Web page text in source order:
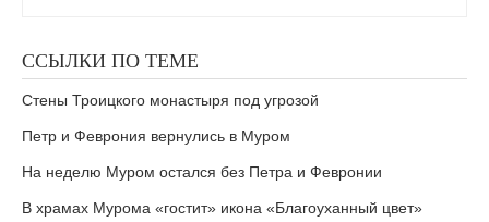
ССЫЛКИ ПО ТЕМЕ
Стены Троицкого монастыря под угрозой
Петр и Феврония вернулись в Муром
На неделю Муром остался без Петра и Февронии
В храмах Мурома «гостит» икона «Благоуханный цвет»